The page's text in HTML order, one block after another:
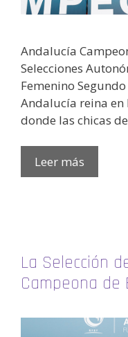
Andalucía
Selecciones
Femenino
Andalucía reina
donde las chicas
Leer más
La Selección
Campeona de